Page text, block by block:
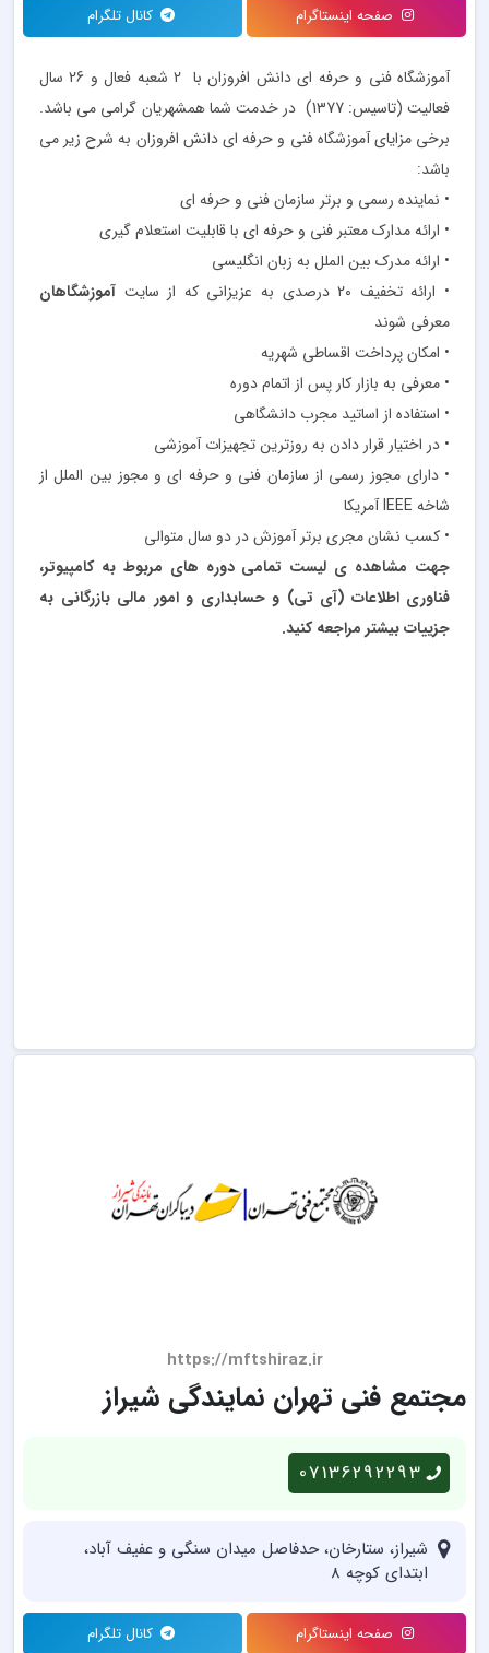
صفحه اینستاگرام کانال تلگرام
آموزشگاه فنی و حرفه ای دانش افروزان با 2 شعبه فعال و 26 سال
فعالیت (تاسیس: 1377) در خدمت شما همشهریان گرامی می باشد.
برخی مزایای آموزشگاه فنی و حرفه ای دانش افروزان به شرح زیر می
باشد:
• نماینده رسمی و برتر سازمان فنی و حرفه ای
• ارائه مدارک معتبر فنی و حرفه ای با قابلیت استعلام گیری
• ارائه مدرک بین الملل به زبان انگلیسی
• ارائه تخفیف ۲۰ درصدی به عزیزانی که از سایت
آموزشگاهان
معرفی شوند
• امکان پرداخت اقساطی شهریه
• معرفی به بازار کار پس از اتمام دوره
• استفاده از اساتید مجرب دانشگاهی
• در اختیار قرار دادن به روزترین تجهیزات آموزشی
• دارای مجوز رسمی از سازمان فنی و حرفه ای و مجوز بین الملل از
شاخه IEEE آمریکا
• کسب نشان مجری برتر آموزش در دو سال متوالی
جهت مشاهده ی لیست تمامی دوره های مربوط به کامپیوتر،
فناوری اطلاعات (آی تی) و حسابداری و امور مالی بازرگانی به
جزییات بیشتر مراجعه کنید.
https://mftshiraz.ir
مجتمع فنی تهران نمایندگی شیراز
07136292293
شیراز، ستارخان، حدفاصل میدان سنگی و عفیف آباد،
ابتدای کوچه 8
صفحه اینستاگرام کانال تلگرام